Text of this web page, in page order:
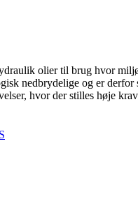
olier til brug hvor
nedbrydelige og er derfor
hvor der stilles høje